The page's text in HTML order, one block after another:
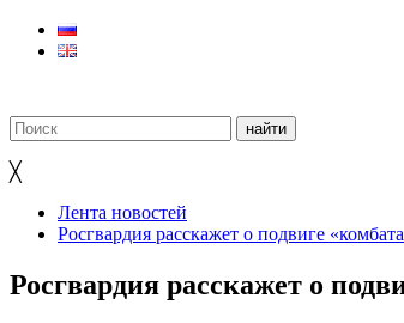
╳
Лента новостей
Росгвардия расскажет о подвиге
Росгвардия расскажет о